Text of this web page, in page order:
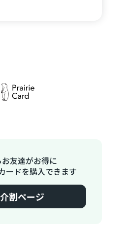
友達がお得に
ードを購入できます
割ページ